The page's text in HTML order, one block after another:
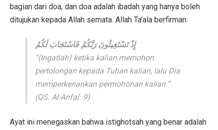
bagian dari doa, dan doa adalah ibadah yang hanya boleh
ditujukan kepada Allah semata. Allah Ta’ala berfirman:
إِذْ تَسْتَغِيثُونَ رَبَّكُمْ فَاسْتَجَابَ لَكُمْ
“(Ingatlah) ketika kalian memohon
pertolongan kepada Tuhan kalian, lalu Dia
memperkenankan permohonan kalian.”
(QS. Al-Anfal: 9)
Ayat ini menegaskan bahwa istighotsah yang benar adalah